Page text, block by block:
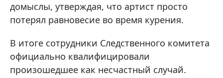
домыслы, утверждая, что артист просто
потерял равновесие во время курения.
В итоге сотрудники Следственного комитета
официально квалифицировали
произошедшее как несчастный случай.